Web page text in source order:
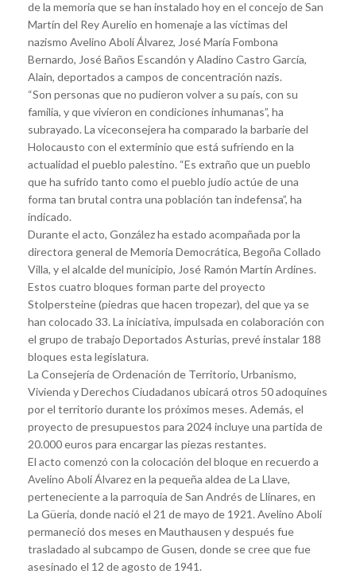
de la memoria que se han instalado hoy en el concejo de San
Martín del Rey Aurelio en homenaje a las víctimas del
nazismo Avelino Abolí Álvarez, José María Fombona
Bernardo, José Baños Escandón y Aladino Castro García,
Alain, deportados a campos de concentración nazis.
“Son personas que no pudieron volver a su país, con su
familia, y que vivieron en condiciones inhumanas”, ha
subrayado. La viceconsejera ha comparado la barbarie del
Holocausto con el exterminio que está sufriendo en la
actualidad el pueblo palestino. “Es extraño que un pueblo
que ha sufrido tanto como el pueblo judío actúe de una
forma tan brutal contra una población tan indefensa”, ha
indicado.
Durante el acto, González ha estado acompañada por la
directora general de Memoria Democrática, Begoña Collado
Villa, y el alcalde del municipio, José Ramón Martín Ardines.
Estos cuatro bloques forman parte del proyecto
Stolpersteine (piedras que hacen tropezar), del que ya se
han colocado 33. La iniciativa, impulsada en colaboración con
el grupo de trabajo Deportados Asturias, prevé instalar 188
bloques esta legislatura.
La Consejería de Ordenación de Territorio, Urbanismo,
Vivienda y Derechos Ciudadanos ubicará otros 50 adoquines
por el territorio durante los próximos meses. Además, el
proyecto de presupuestos para 2024 incluye una partida de
20.000 euros para encargar las piezas restantes.
El acto comenzó con la colocación del bloque en recuerdo a
Avelino Abolí Álvarez en la pequeña aldea de La Llave,
perteneciente a la parroquia de San Andrés de Llinares, en
La Güeria, donde nació el 21 de mayo de 1921. Avelino Abolí
permaneció dos meses en Mauthausen y después fue
trasladado al subcampo de Gusen, donde se cree que fue
asesinado el 12 de agosto de 1941.